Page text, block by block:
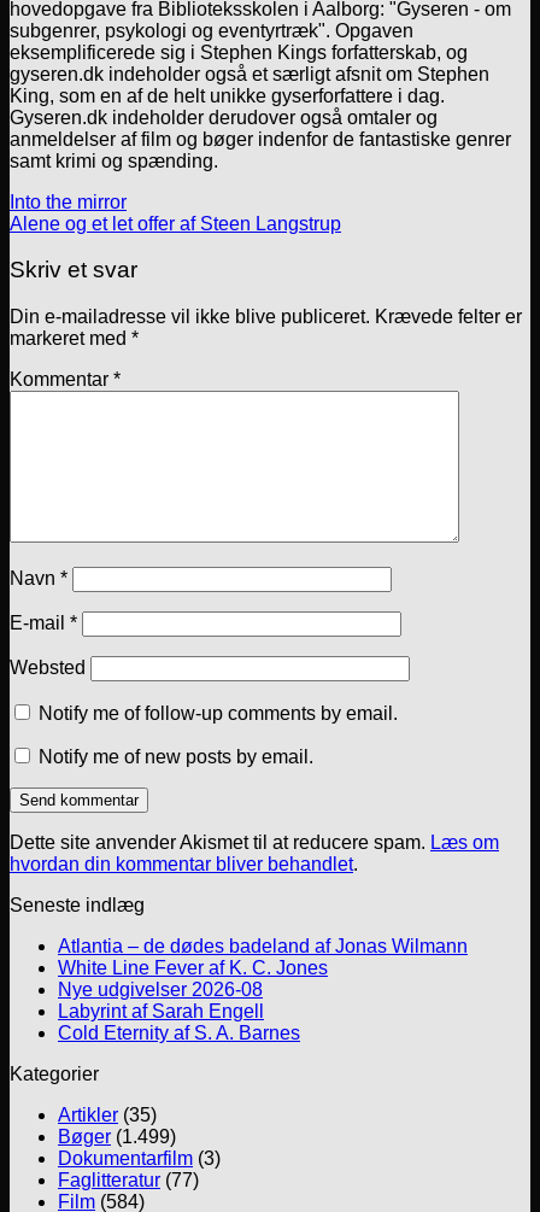
hovedopgave fra Biblioteksskolen i Aalborg: "Gyseren - om
subgenrer, psykologi og eventyrtræk". Opgaven
eksemplificerede sig i Stephen Kings forfatterskab, og
gyseren.dk indeholder også et særligt afsnit om Stephen
King, som en af de helt unikke gyserforfattere i dag.
Gyseren.dk indeholder derudover også omtaler og
anmeldelser af film og bøger indenfor de fantastiske genrer
samt krimi og spænding.
Into the mirror
Alene og et let offer af Steen Langstrup
Skriv et svar
Din e-mailadresse vil ikke blive publiceret. Krævede felter er
markeret med *
Kommentar *
Navn *
E-mail *
Websted
Notify me of follow-up comments by email.
Notify me of new posts by email.
Dette site anvender Akismet til at reducere spam. Læs om
hvordan din kommentar bliver behandlet.
Seneste indlæg
Atlantia – de dødes badeland af Jonas Wilmann
White Line Fever af K. C. Jones
Nye udgivelser 2026-08
Labyrint af Sarah Engell
Cold Eternity af S. A. Barnes
Kategorier
Artikler (35)
Bøger (1.499)
Dokumentarfilm (3)
Faglitteratur (77)
Film (584)